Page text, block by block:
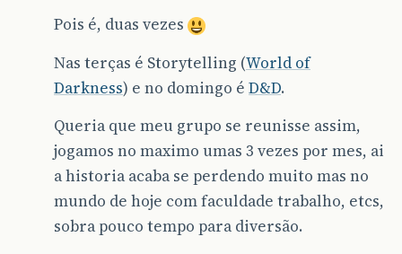
Pois é, duas vezes
Nas terças é Storytelling (World of
Darkness) e no domingo é D&D.
Queria que meu grupo se reunisse assim,
jogamos no maximo umas 3 vezes por mes, ai
a historia acaba se perdendo muito mas no
mundo de hoje com faculdade trabalho, etcs,
sobra pouco tempo para diversão.